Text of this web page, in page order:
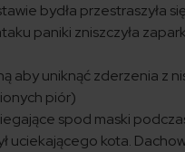
bydła przestraszyła
paniki zniszczyła
aby uniknąć zderzenia z
piór)
spod maski
uciekającego kota.